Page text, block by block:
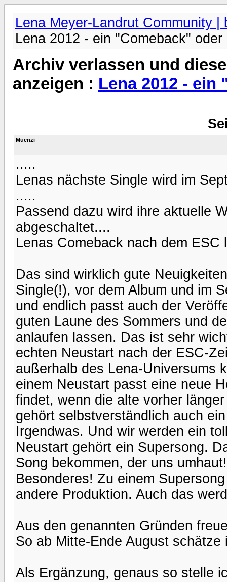
Lena Meyer-Landrut Community |
Lena 2012 - ein "Comeback" oder
Archiv verlassen und
anzeigen : Lena 2012 -
Muenzi
.....
Lenas nächste Single wird im
.....
Passend dazu wird ihre aktuelle
abgeschaltet....
Lenas Comeback nach dem ESC
Das sind wirklich gute
Single(!), vor dem Album und im
und endlich passt auch der
guten Laune des Sommers und
anlaufen lassen. Das ist sehr
echten Neustart nach der ESC-
außerhalb des Lena-Universums
einem Neustart passt eine neue
findet, wenn die alte vorher
gehört selbstverständlich auch
Irgendwas. Und wir werden ein
Neustart gehört ein Supersong.
Song bekommen, der uns
Besonderes! Zu einem
andere Produktion. Auch das
Aus den genannten Gründen
So ab Mitte-Ende August
Als Ergänzung, genaus so stelle